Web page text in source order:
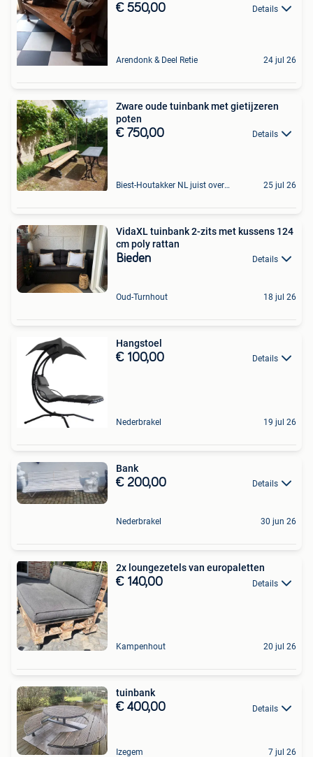
€ 550,00 Details
Arendonk & Deel Retie 24 jul 26
Zware oude tuinbank met gietijzeren
poten
€ 750,00 Details
Biest-Houtakker NL juist over de grens bij Poppel 25 jul 26
VidaXL tuinbank 2-zits met kussens 124
cm poly rattan
Bieden Details
Oud-Turnhout 18 jul 26
Hangstoel
€ 100,00 Details
Nederbrakel 19 jul 26
Bank
€ 200,00 Details
Nederbrakel 30 jun 26
2x loungezetels van europaletten
€ 140,00 Details
Kampenhout 20 jul 26
tuinbank
€ 400,00 Details
Izegem 7 jul 26